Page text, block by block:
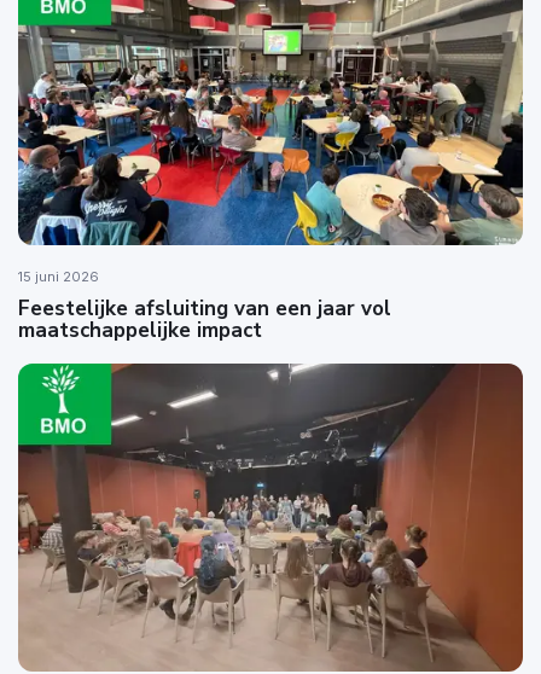
15 juni 2026
Feestelijke afsluiting van een jaar vol
maatschappelijke impact